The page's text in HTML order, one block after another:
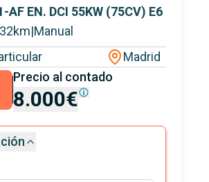
AF EN. DCI 55KW (75CV) E6
km|Manual
Madrid
Precio al contado
8.000€